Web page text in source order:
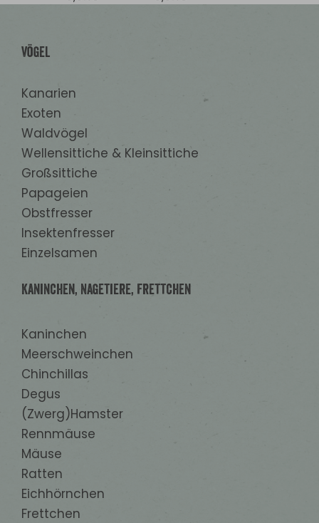
Vögel
Kanarien
Exoten
Waldvögel
Wellensittiche & Kleinsittiche
Großsittiche
Papageien
Obstfresser
Insektenfresser
Einzelsamen
Kaninchen, Nagetiere, Frettchen
Kaninchen
Meerschweinchen
Chinchillas
Degus
(Zwerg)Hamster
Rennmäuse
Mäuse
Ratten
Eichhörnchen
Frettchen